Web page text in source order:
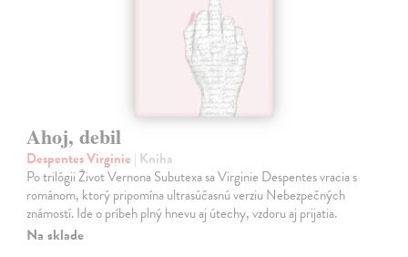
Ahoj, debil
Despentes Virginie | Kniha
Po trilógii Život Vernona Subutexa sa Virginie Despentes vracia s
románom, ktorý pripomína ultrasúčasnú verziu Nebezpečných
známostí. Ide o príbeh plný hnevu aj útechy, vzdoru aj prijatia.
Na sklade